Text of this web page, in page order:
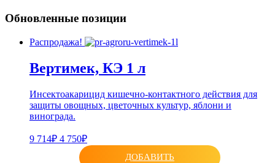
Обновленные позиции
Распродажа!
Вертимек, КЭ 1 л
Инсектоакарицид кишечно-контактного действия для
защиты овощных, цветочных культур, яблони и
винограда.
9 714₽ 4 750₽
ДОБАВИТЬ